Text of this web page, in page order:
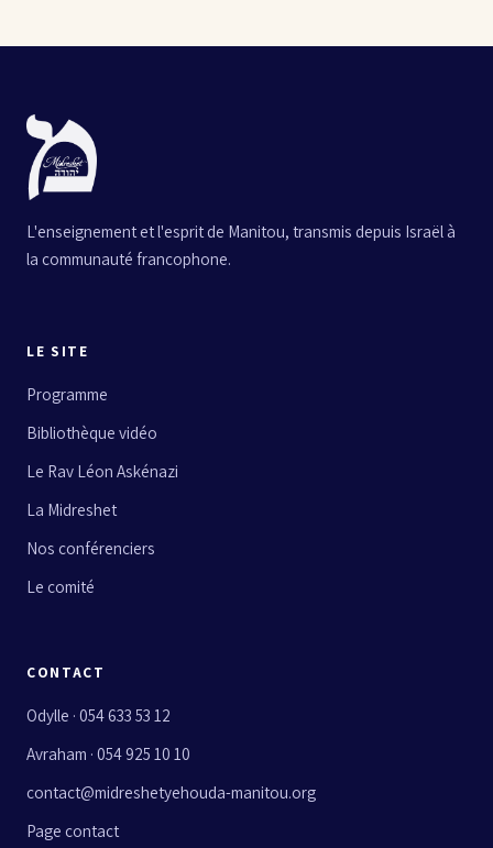
L'enseignement et l'esprit de Manitou, transmis depuis Israël à
la communauté francophone.
LE SITE
Programme
Bibliothèque vidéo
Le Rav Léon Askénazi
La Midreshet
Nos conférenciers
Le comité
CONTACT
Odylle · 054 633 53 12
Avraham · 054 925 10 10
contact@midreshetyehouda-manitou.org
Page contact